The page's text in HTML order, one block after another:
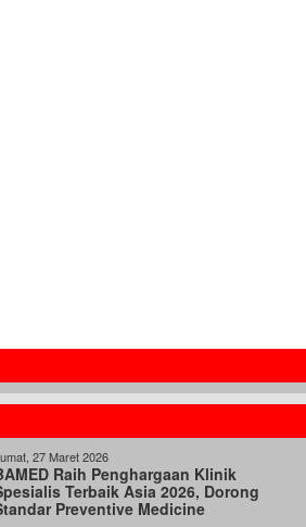
27 Maret 2026
Raih Penghargaan Klinik
Terbaik Asia 2026, Dorong
Preventive Medicine